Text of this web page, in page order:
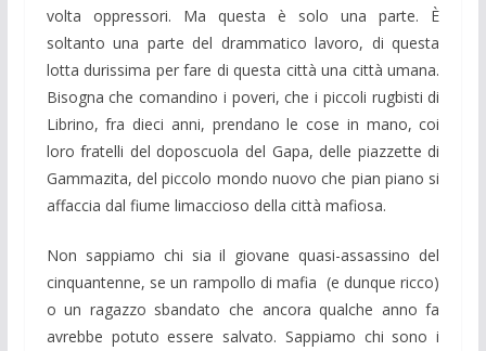
volta oppressori. Ma questa è solo una parte. È
soltanto una parte del drammatico lavoro, di questa
lotta durissima per fare di questa città una città umana.
Bisogna che comandino i poveri, che i piccoli rugbisti di
Librino, fra dieci anni, prendano le cose in mano, coi
loro fratelli del doposcuola del Gapa, delle piazzette di
Gammazita, del piccolo mondo nuovo che pian piano si
affaccia dal fiume limaccioso della città mafiosa.
Non sappiamo chi sia il giovane quasi-assassino del
cinquantenne, se un rampollo di mafia (e dunque ricco)
o un ragazzo sbandato che ancora qualche anno fa
avrebbe potuto essere salvato. Sappiamo chi sono i